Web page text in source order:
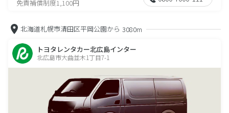
免責補償制度1,100円
北海道札幌市清田区平岡公園から 3080m
トヨタレンタカー北広島インター
北広島市大曲並木1丁目7-1